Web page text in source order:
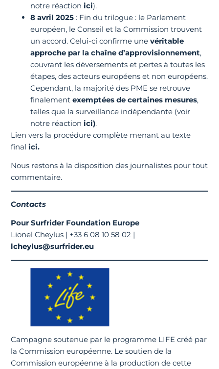
notre réactionici).
8 avril 2025 : Fin du trilogue : le Parlement
européen, le Conseil et la Commission trouvent
un accord. Celui-ci confirme unevéritable
approche par la chaîne d’approvisionnement,
couvrant les déversements et pertes à toutes les
étapes, des acteurs européens et non européens.
Cependant, la majorité des PME se retrouve
finalementexemptées de certaines mesures,
telles que la surveillance indépendante (voir
notre réactionici).
Lien vers la procédure complète menant au texte
finalici.
Nous restons à la disposition des journalistes pour tout
commentaire.
Contacts
Pour Surfrider Foundation Europe
Lionel Cheylus | +33 6 08 10 58 02 |
lcheylus@surfrider.eu
Campagne soutenue par le programme LIFE créé par
la Commission européenne. Le soutien de la
Commission européenne à la production de cette